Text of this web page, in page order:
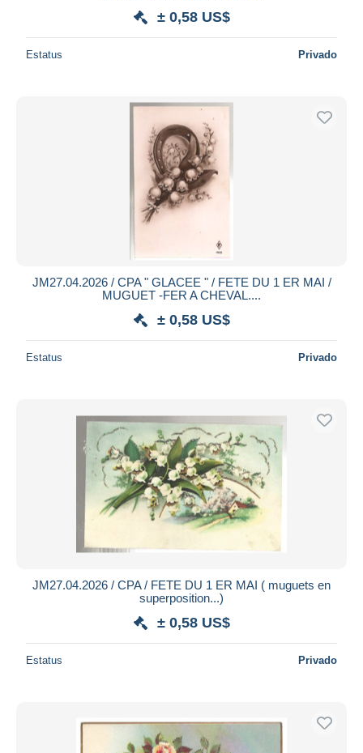
± 0,58 US$
Estatus Privado
JM27.04.2026 / CPA " GLACEE " / FETE DU 1 ER MAI /
MUGUET -FER A CHEVAL....
± 0,58 US$
Estatus Privado
JM27.04.2026 / CPA / FETE DU 1 ER MAI ( muguets en
superposition...)
± 0,58 US$
Estatus Privado